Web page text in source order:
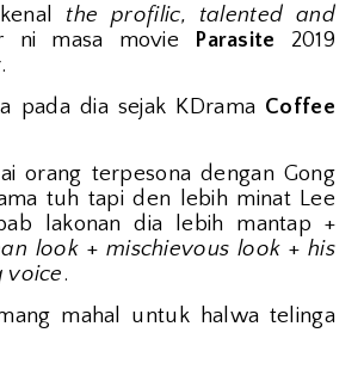
the profilic, talented and
ni masa movie Parasite 2019
pada dia sejak KDrama Coffee
orang terpesona dengan Gong
tuh tapi den lebih minat Lee
lakonan dia lebih mantap +
look + mischievous look +his
voice.
mahal untuk halwa telinga